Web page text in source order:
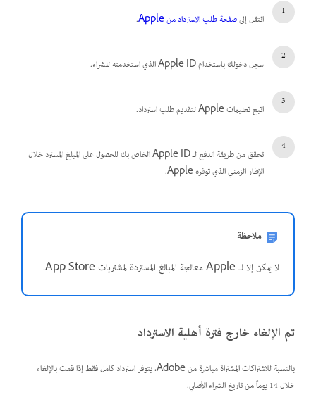
انتقل إلىصفحة طلب الاسترداد من Apple .
سجل دخولك باستخدام Apple ID الذي استخدمته للشراء.
اتبع تعليمات Apple لتقديم طلب استرداد.
تحقق من طريقة الدفع لـ Apple ID الخاص بك للحصول على المبلغ المسترد خلال
الإطار الزمني الذي توفره Apple.
ملاحظة
لا يمكن إلا لـ Apple معالجة المبالغ المستردة لمشتريات App Store.
تم الإلغاء خارج فترة أهلية الاسترداد
بالنسبة للاشتراكات المشتراة مباشرة من Adobe، يتوفر استرداد كامل فقط إذا قمت بالإلغاء
خلال 14 يوماً من تاريخ الشراء الأصلي.